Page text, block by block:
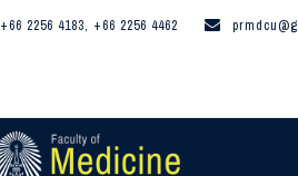
+66 2256 4183, +66 2256 4462